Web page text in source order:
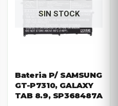
SIN STOCK
Bateria P/ SAMSUNG
GT-P7310, GALAXY
TAB 8.9, SP368487A